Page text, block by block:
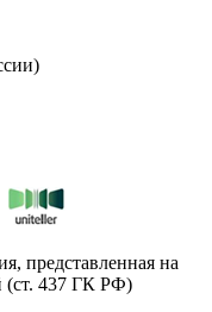
представленная на
(ст. 437 ГК РФ)